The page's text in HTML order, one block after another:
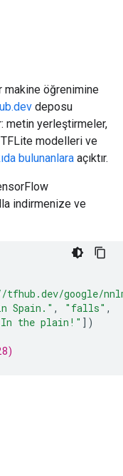
makine öğrenimine
deposu
metin yerleştirmeler,
TFLite modelleri ve
bulunanlara açıktır.
indirmenize ve
google/
Spain." , "falls" ,
the plain!" ])